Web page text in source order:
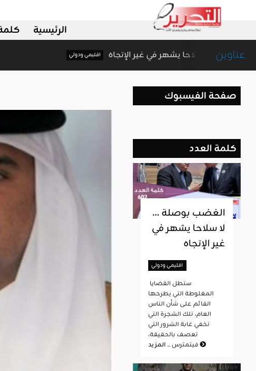
الرئيسية
عناوين
الغضب بوصلة … لا سلاحا يشهر في غير الإتجاه
صفحة الفيسبوك
كلمة العدد
الغضب بوصلة …
لا سلاحا يشهر في
غير الإتجاه
اقليمي ودولي
المغلوطة التي يطرحها
القائم على شأن الناس
العام، تلك الشجرة التي
تخفي غابة الشرور التي
تعصف بالحقيقة،
فيتمترس ...المزيد